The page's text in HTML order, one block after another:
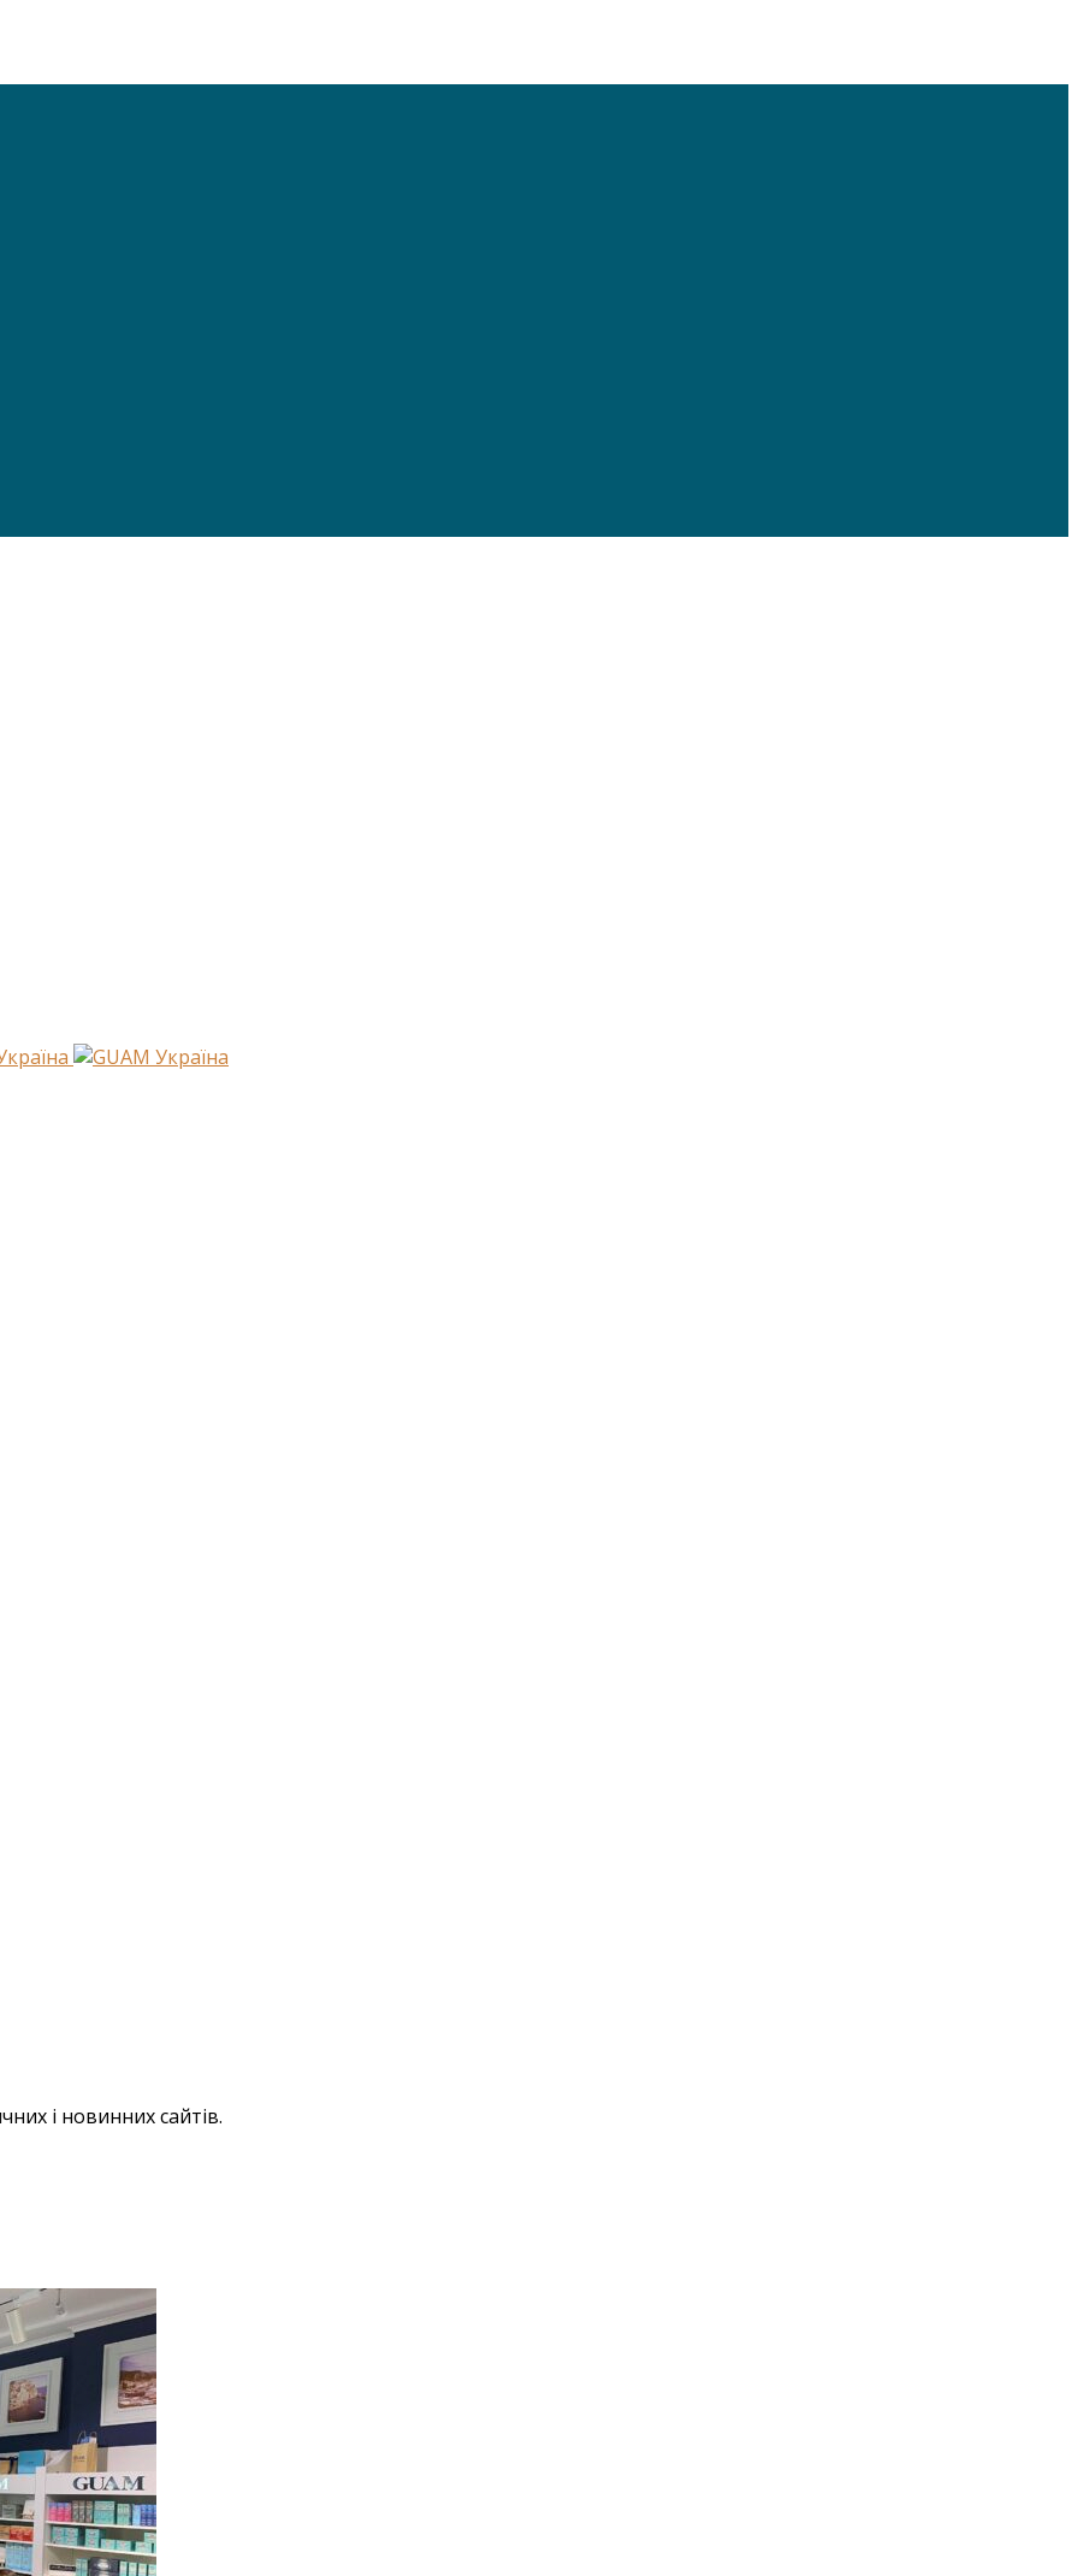
і новинних сайтів.